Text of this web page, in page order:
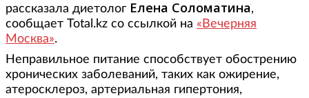
рассказала диетолог Елена Соломатина,
сообщает Total.kz со ссылкой на «Вечерняя
Москва».
Неправильное питание способствует обострению
хронических заболеваний, таких как ожирение,
атеросклероз, артериальная гипертония,